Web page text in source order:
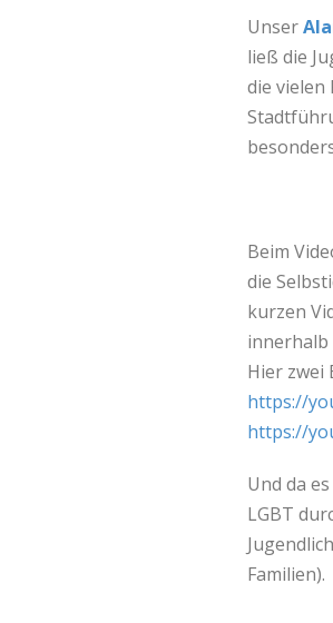
Unser
ließ die
die vielen
Beim
die
kurzen
innerhalb
Hier zwei
https://
https://
Und da
LGBT
Familien).